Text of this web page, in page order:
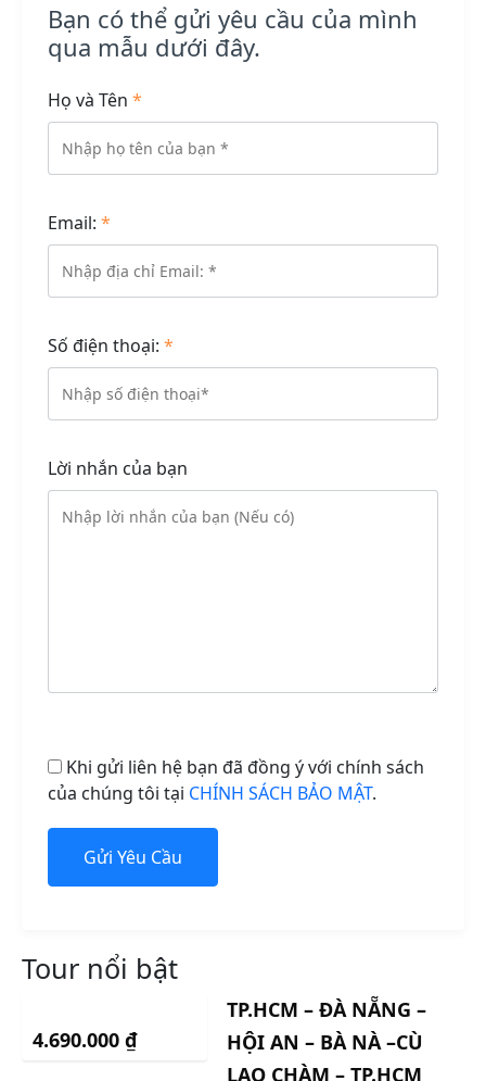
Bạn có thể gửi yêu cầu của mình
qua mẫu dưới đây.
Họ và Tên *
Email: *
Số điện thoại: *
Lời nhắn của bạn
Khi gửi liên hệ bạn đã đồng ý với chính sách
của chúng tôi tại CHÍNH SÁCH BẢO MẬT.
Tour nổi bật
4.690.000 ₫
TP.HCM – ĐÀ NẴNG –
HỘI AN – BÀ NÀ –CÙ
LAO CHÀM – TP.HCM